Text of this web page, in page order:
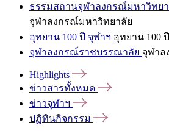
ธรรมสถานจุฬาลงกรณ์มหาวิทย
จุฬาลงกรณ์มหาวิทยาลัย
อุทยาน 100 ปี จุฬาฯ อุทยาน 100
จุฬาลงกรณ์ราชบรรณาลัย จุฬา
Highlights
ข่าวสารทั้งหมด
ข่าวจุฬาฯ
ปฏิทินกิจกรรม